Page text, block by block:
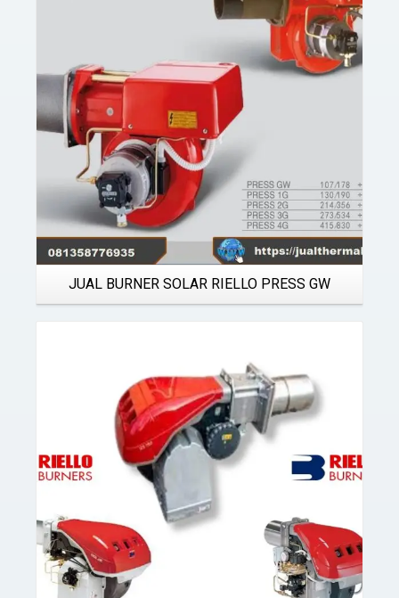
JUAL BURNER SOLAR RIELLO PRESS GW
Details